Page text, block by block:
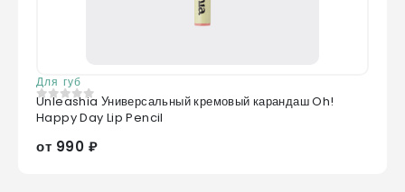
Для губ
0из 5
Unleashia Универсальный кремовый карандаш Oh!
Happy Day Lip Pencil
от 990 ₽